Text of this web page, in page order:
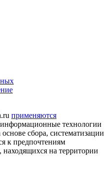
применяются
технологии
сбора, систематизации
к предпочтениям
находящихся на территории